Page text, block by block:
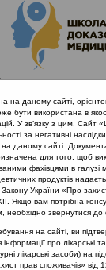
заходи
підхід до
та отиту з
на даному сайті,
бути використана в
У зв’язку з цим, Сайт
за негативні
даному сайті.
для того, щоб
фахівцями в
продуктів
України «Про
вам потрібна
необхідно звернутися до
на сайті, ви
про лікарські
лікарські засоби) на
прав споживачів»